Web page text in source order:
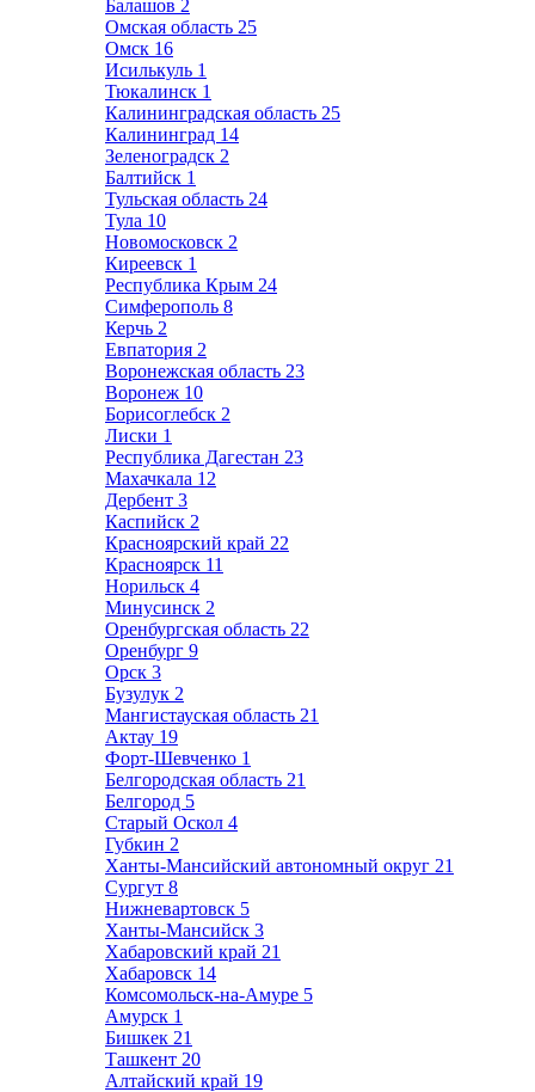
Балашов 2
Омская область 25
Омск 16
Исилькуль 1
Тюкалинск 1
Калининградская область 25
Калининград 14
Зеленоградск 2
Балтийск 1
Тульская область 24
Тула 10
Новомосковск 2
Киреевск 1
Республика Крым 24
Симферополь 8
Керчь 2
Евпатория 2
Воронежская область 23
Воронеж 10
Борисоглебск 2
Лиски 1
Республика Дагестан 23
Махачкала 12
Дербент 3
Каспийск 2
Красноярский край 22
Красноярск 11
Норильск 4
Минусинск 2
Оренбургская область 22
Оренбург 9
Орск 3
Бузулук 2
Мангистауская область 21
Актау 19
Форт-Шевченко 1
Белгородская область 21
Белгород 5
Старый Оскол 4
Губкин 2
Ханты-Мансийский автономный округ 21
Сургут 8
Нижневартовск 5
Ханты-Мансийск 3
Хабаровский край 21
Хабаровск 14
Комсомольск-на-Амуре 5
Амурск 1
Бишкек 21
Ташкент 20
Алтайский край 19